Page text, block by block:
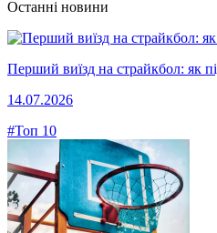
Останні новини
Перший виїзд на страйкбол: як
14.07.2026
#Топ 10